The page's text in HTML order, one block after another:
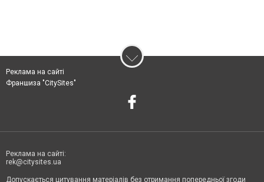
Реклама на сайті
Франшиза "CitySites"
Реклама на сайті:
rek@citysites.ua
Допускається цитування матеріалів без отримання попередньої згоди